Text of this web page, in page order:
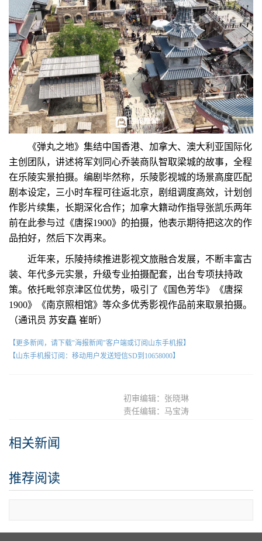
《弹丸之地》集结中国香港、加拿大、澳大利亚国际化
主创团队，讲述将军刘同心乔装商队智取梁城的故事，全程
在乐陵实景拍摄。编剧毕然称，乐陵影视城的场景高度匹配
剧本设定，三小时车程可往返北京，剧组调度高效，计划创
作影片续集，长期深化合作；加拿大籍动作指导张凯乐两年
前在此参与过《唐探1900》的拍摄，他表示期待把这次的作
品拍好，然后下次再来。
近年来，乐陵持续推进影视文旅融合发展，不断丰富古
装、年代多元实景，升级专业拍摄配套，出台专项扶持政
策。依托毗邻京津区位优势，吸引了《国色芳华》《唐探
1900》《南京照相馆》等众多优秀影视作品前来取景拍摄。
（通讯员 苏安矗 崔昕）
【更多新闻，请下载"海报新闻"客户端或订阅山东手机报】
【山东手机报订阅：移动用户发送短信SD到10658000】
初审编辑：张晓琳
责任编辑：马宝涛
相关新闻
推荐阅读
查看更多